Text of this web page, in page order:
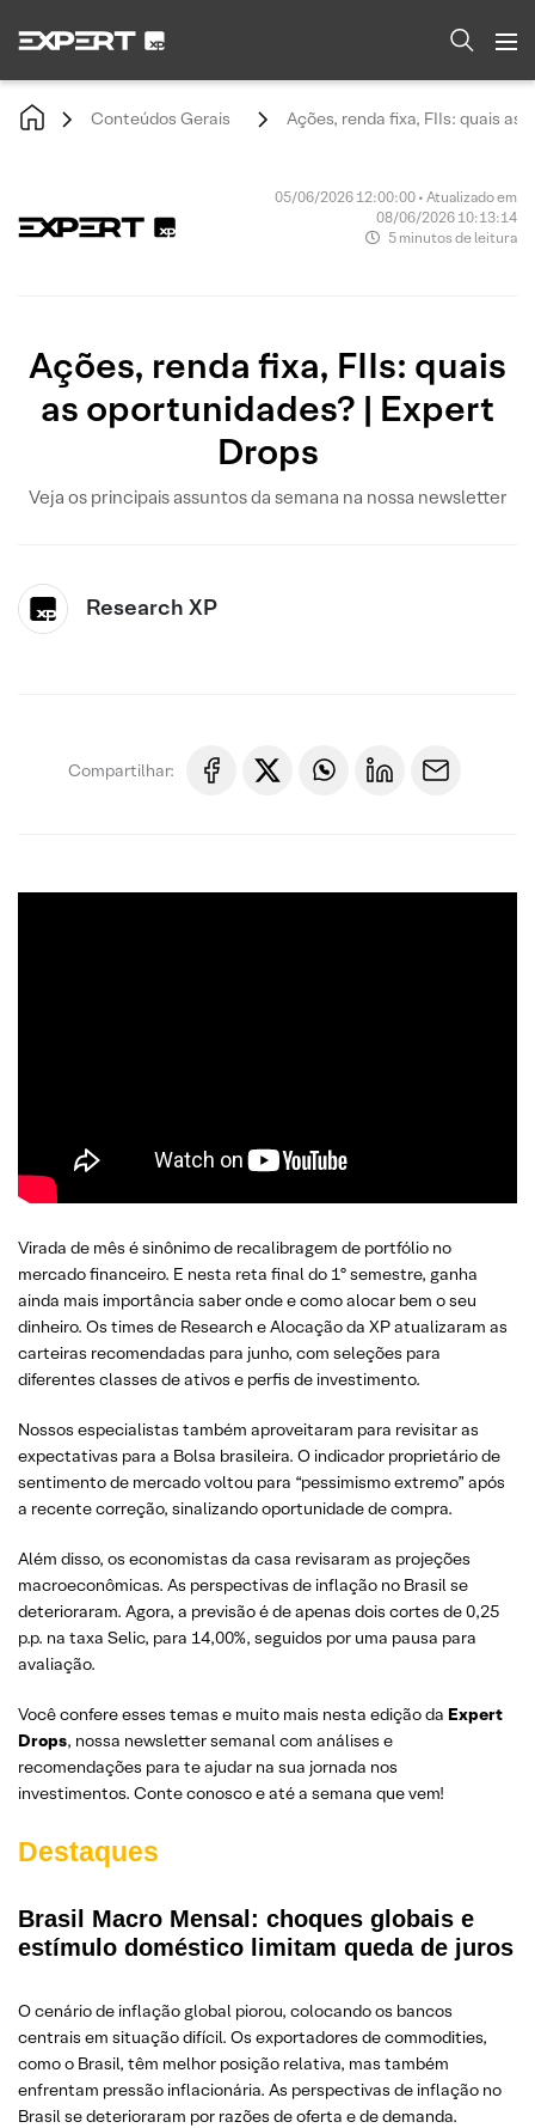
Conteúdos Gerais Ações, renda fixa, FIIs: quais as
05/06/2026 12:00:00 • Atualizado em
08/06/2026 10:13:14
5 minutos de leitura
Ações, renda fixa, FIIs: quais
as oportunidades? | Expert
Drops
Veja os principais assuntos da semana na nossa newsletter
Research XP
Compartilhar:
Virada de mês é sinônimo de recalibragem de portfólio no
mercado financeiro. E nesta reta final do 1º semestre, ganha
ainda mais importância saber onde e como alocar bem o seu
dinheiro. Os times de Research e Alocação da XP atualizaram as
carteiras recomendadas para junho, com seleções para
diferentes classes de ativos e perfis de investimento.
Nossos especialistas também aproveitaram para revisitar as
expectativas para a Bolsa brasileira. O indicador proprietário de
sentimento de mercado voltou para “pessimismo extremo” após
a recente correção, sinalizando oportunidade de compra.
Além disso, os economistas da casa revisaram as projeções
macroeconômicas. As perspectivas de inflação no Brasil se
deterioraram. Agora, a previsão é de apenas dois cortes de 0,25
p.p. na taxa Selic, para 14,00%, seguidos por uma pausa para
avaliação.
Você confere esses temas e muito mais nesta edição da Expert
Drops, nossa newsletter semanal com análises e
recomendações para te ajudar na sua jornada nos
investimentos. Conte conosco e até a semana que vem!
Destaques
Brasil Macro Mensal: choques globais e
estímulo doméstico limitam queda de juros
O cenário de inflação global piorou, colocando os bancos
centrais em situação difícil. Os exportadores de commodities,
como o Brasil, têm melhor posição relativa, mas também
enfrentam pressão inflacionária. As perspectivas de inflação no
Brasil se deterioraram por razões de oferta e de demanda.